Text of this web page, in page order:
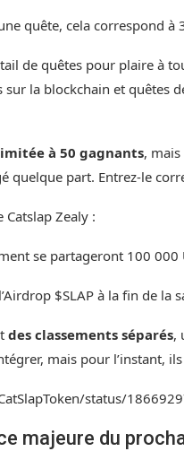
quête, cela correspond à
de quêtes pour plaire à
la blockchain et quêtes
à 50 gagnants,
quelque part. Entrez-le
Zealy :
se partageront 100 000
$SLAP à la fin de la
des classements séparés,
mais pour l’instant,
status/
majeure du